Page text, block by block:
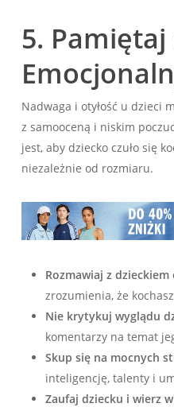
5.
Nadwaga i otyłość u dzieci
z samooceną i niskim
jest, aby dziecko czuło się
niezależnie od rozmiaru.
Rozmawiaj z
zrozumienia, że
Nie krytykuj wyglądu
komentarzy na temat
Skup się na mocnych
inteligencję, talenty i
Zaufaj dziecku i wierz w